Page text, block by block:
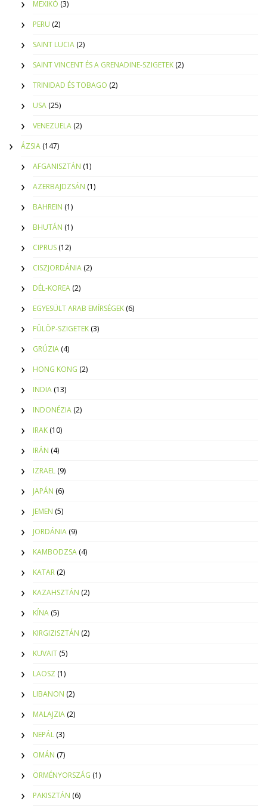
MEXIKÓ (3)
PERU (2)
SAINT LUCIA (2)
SAINT VINCENT ÉS A GRENADINE-SZIGETEK (2)
TRINIDAD ÉS TOBAGO (2)
USA (25)
VENEZUELA (2)
ÁZSIA (147)
AFGANISZTÁN (1)
AZERBAJDZSÁN (1)
BAHREIN (1)
BHUTÁN (1)
CIPRUS (12)
CISZJORDÁNIA (2)
DÉL-KOREA (2)
EGYESÜLT ARAB EMÍRSÉGEK (6)
FÜLÖP-SZIGETEK (3)
GRÚZIA (4)
HONG KONG (2)
INDIA (13)
INDONÉZIA (2)
IRAK (10)
IRÁN (4)
IZRAEL (9)
JAPÁN (6)
JEMEN (5)
JORDÁNIA (9)
KAMBODZSA (4)
KATAR (2)
KAZAHSZTÁN (2)
KÍNA (5)
KIRGIZISZTÁN (2)
KUVAIT (5)
LAOSZ (1)
LIBANON (2)
MALAJZIA (2)
NEPÁL (3)
OMÁN (7)
ÖRMÉNYORSZÁG (1)
PAKISZTÁN (6)